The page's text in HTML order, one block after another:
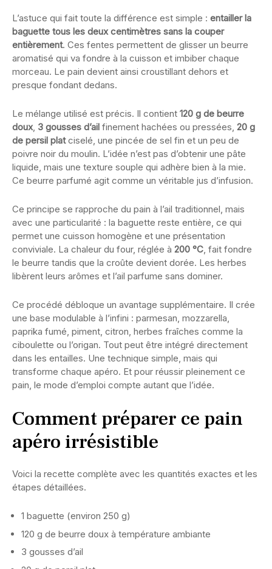
L’astuce qui fait toute la différence est simple : entailler la
baguette tous les deux centimètres sans la couper
entièrement. Ces fentes permettent de glisser un beurre
aromatisé qui va fondre à la cuisson et imbiber chaque
morceau. Le pain devient ainsi croustillant dehors et
presque fondant dedans.
Le mélange utilisé est précis. Il contient 120 g de beurre
doux, 3 gousses d’ail finement hachées ou pressées, 20 g
de persil platciselé, une pincée de sel fin et un peu de
poivre noir du moulin. L’idée n’est pas d’obtenir une pâte
liquide, mais une texture souple qui adhère bien à la mie.
Ce beurre parfumé agit comme un véritable jus d’infusion.
Ce principe se rapproche du pain à l’ail traditionnel, mais
avec une particularité : la baguette reste entière, ce qui
permet une cuisson homogène et une présentation
conviviale. La chaleur du four, réglée à 200 °C, fait fondre
le beurre tandis que la croûte devient dorée. Les herbes
libèrent leurs arômes et l’ail parfume sans dominer.
Ce procédé débloque un avantage supplémentaire. Il crée
une base modulable à l’infini : parmesan, mozzarella,
paprika fumé, piment, citron, herbes fraîches comme la
ciboulette ou l’origan. Tout peut être intégré directement
dans les entailles. Une technique simple, mais qui
transforme chaque apéro. Et pour réussir pleinement ce
pain, le mode d’emploi compte autant que l’idée.
Comment préparer ce pain
apéro irrésistible
Voici la recette complète avec les quantités exactes et les
étapes détaillées.
1 baguette (environ 250 g)
120 g de beurre doux à température ambiante
3 gousses d’ail